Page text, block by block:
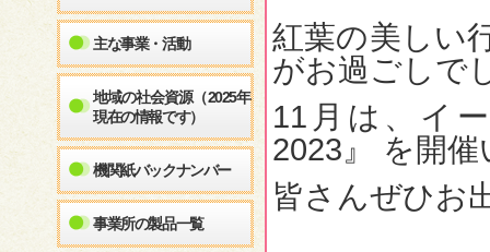
主な事業・活動
地域の社会資源（2025年
現在の情報です）
機関紙バックナンバー
事業所の製品一覧
紅葉の美しい
がお過ごしで
11月は、イ
2023』 を開
皆さんぜひお